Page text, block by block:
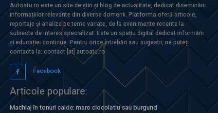
Autoatu.ro este un site de știri și blog de actualitate, dedicat diseminării
informațiilor relevante din diverse domenii. Platforma oferă articole,
reportaje și analize pe teme variate, de la evenimente recente la
subiecte de interes specializat. Este un spațiu digital dedicat informării
și educației continue. Pentru orice întrebări sau sugestii, ne puteți
contacta la: contact [at] autoatu.ro
Facebook
Articole populare:
Machiaj în tonuri calde: maro ciocolatiu sau burgund